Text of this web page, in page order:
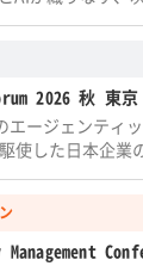
2026 秋 東京
エージェンティ
使した日本企業